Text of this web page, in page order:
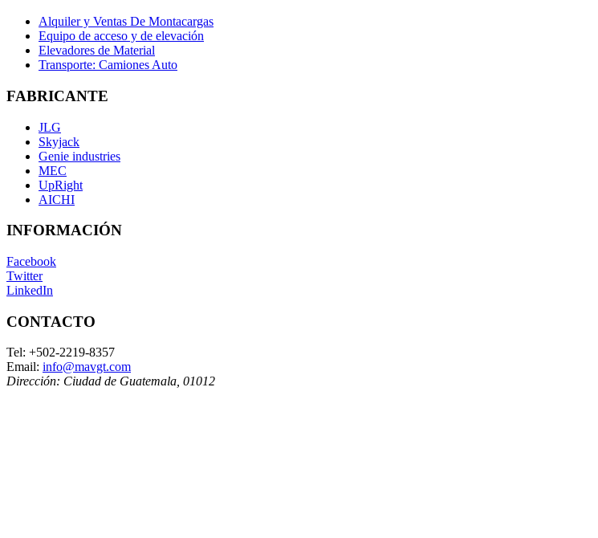
Alquiler y Ventas De Montacargas
Equipo de acceso y de elevación
Elevadores de Material
Transporte: Camiones Auto
FABRICANTE
JLG
Skyjack
Genie industries
MEC
UpRight
AICHI
INFORMACIÓN
Facebook
Twitter
LinkedIn
CONTACTO
Tel: +502-2219-8357
Email: info@mavgt.com
Dirección: Ciudad de Guatemala 01012